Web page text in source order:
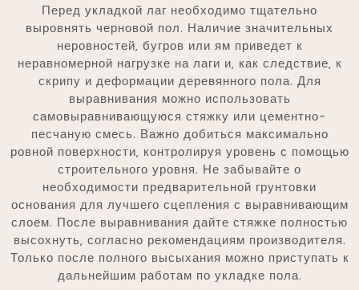
Перед укладкой лаг необходимо тщательно
выровнять черновой пол. Наличие значительных
неровностей‚ бугров или ям приведет к
неравномерной нагрузке на лаги и‚ как следствие‚ к
скрипу и деформации деревянного пола. Для
выравнивания можно использовать
самовыравнивающуюся стяжку или цементно-
песчаную смесь. Важно добиться максимально
ровной поверхности‚ контролируя уровень с помощью
строительного уровня. Не забывайте о
необходимости предварительной грунтовки
основания для лучшего сцепления с выравнивающим
слоем. После выравнивания дайте стяжке полностью
высохнуть‚ согласно рекомендациям производителя.
Только после полного высыхания можно приступать к
дальнейшим работам по укладке пола.